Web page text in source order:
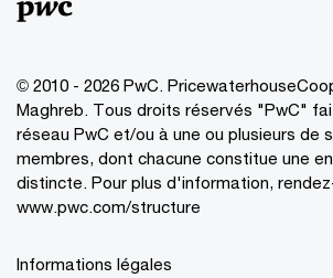
© 2010 - 2026 PwC.
Maghreb. Tous droits réservés "PwC"
réseau PwC et/ou à une ou plusieurs de
membres, dont chacune constitue une
distincte. Pour plus d'information,
www.pwc.com/structure
Informations légales